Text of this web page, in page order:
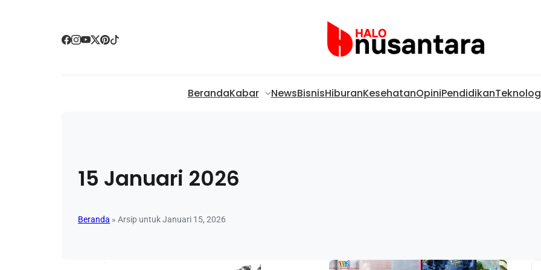
BerandaKabar NewsBisnisHiburanKesehatanOpiniPendidikan
15 Januari 2026
Beranda »Arsip untuk Januari 15, 2026